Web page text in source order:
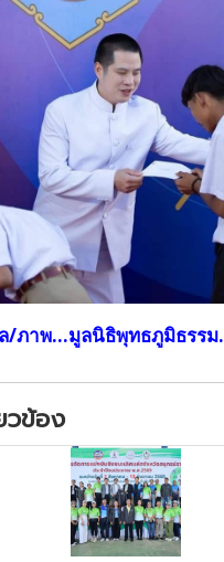
ภาพ...มูลนิธิพุทธภูมิธรรม.
วข้อง